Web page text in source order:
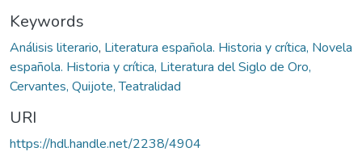
Keywords
Análisis literario, Literatura española. Historia y crítica, Novela
española. Historia y crítica, Literatura del Siglo de Oro,
Cervantes, Quijote, Teatralidad
URI
https://hdl.handle.net/2238/4904